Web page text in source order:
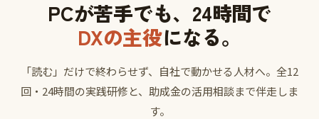
PCが苦手でも、24時間で
DXの主役になる。
「読む」だけで終わらせず、自社で動かせる人材へ。全12
回・24時間の実践研修と、助成金の活用相談まで伴走しま
す。